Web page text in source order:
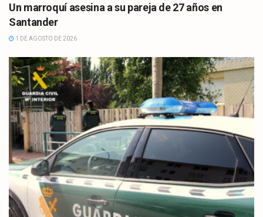
Un marroquí asesina a su pareja de 27 años en
Santander
1 DE AGOSTO DE 2026